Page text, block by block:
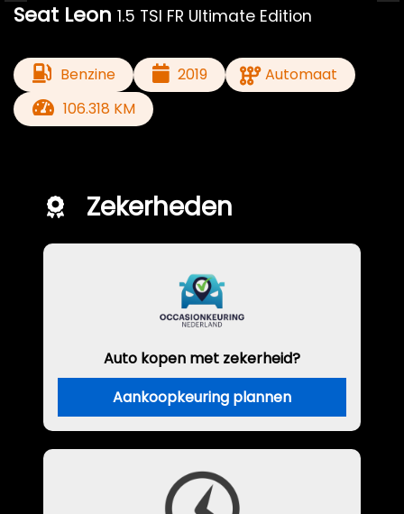
Seat Leon 1.5 TSI FR Ultimate Edition
Benzine 2019
Automaat
106.318 KM
Zekerheden
Auto kopen met zekerheid?
Aankoopkeuring plannen